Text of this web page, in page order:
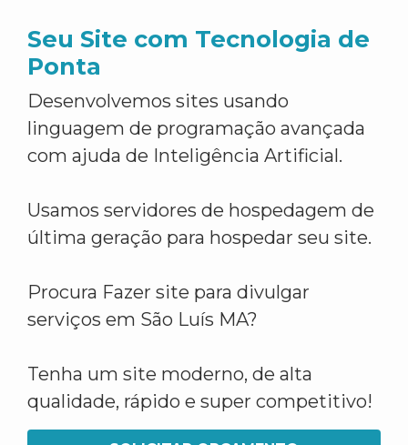
Seu Site com Tecnologia de
Ponta
Desenvolvemos sites usando
linguagem de programação avançada
com ajuda de Inteligência Artificial.
Usamos servidores de hospedagem de
última geração para hospedar seu site.
Procura Fazer site para divulgar
serviços em São Luís MA?
Tenha um site moderno, de alta
qualidade, rápido e super competitivo!